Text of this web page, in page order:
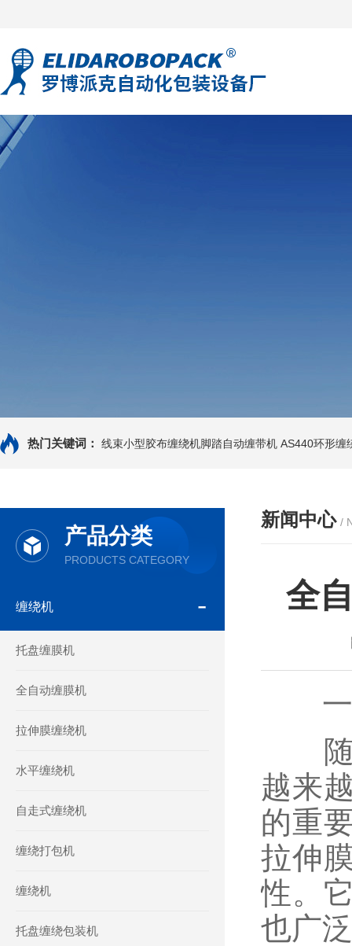
热门关键词： 线束小型胶布缠绕机脚踏自动缠带机 AS440环形缠
产品分类
PRODUCTS CATEGORY
缠绕机
托盘缠膜机
全自动缠膜机
拉伸膜缠绕机
水平缠绕机
自走式缠绕机
缠绕打包机
缠绕机
托盘缠绕包装机
新闻中心 /
全
一
随
越来
的重
拉伸
性。
也广